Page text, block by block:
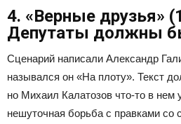
4. «Верные друзья»
Депутаты должны
Сценарий написали Александр
назывался он «На плоту». Текст
но Михаил Калатозов что-то в
нешуточная борьба с правками со